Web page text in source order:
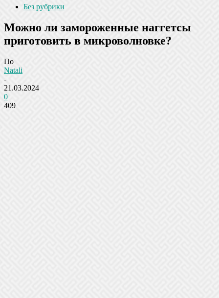
Без рубрики
Можно ли замороженные наггетсы
приготовить в микроволновке?
По
Natali
-
21.03.2024
0
409